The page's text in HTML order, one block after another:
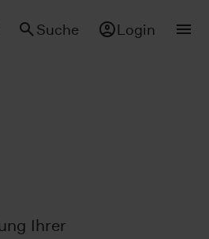
Suche Login
Ihrer